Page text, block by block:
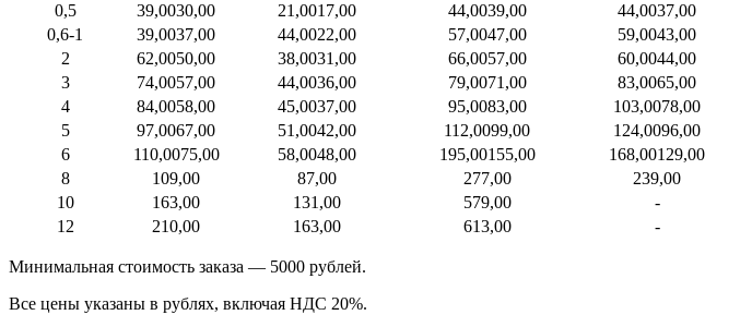
0,5
39,0030,00 21,0017,00 44,0039,00 44,0037,00
0,6-1
39,0037,00 44,0022,00 57,0047,00 59,0043,00
2
62,0050,00 38,0031,00 66,0057,00 60,0044,00
3
74,0057,00 44,0036,00 79,0071,00 83,0065,00
4
84,0058,00 45,0037,00 95,0083,00 103,0078,00
5
97,0067,00 51,0042,00 112,0099,00 124,0096,00
6
110,0075,00 58,0048,00 195,00155,00 168,00129,00
8
109,00 87,00 277,00
239,00
10
163,00 131,00 579,00
-
12
210,00 163,00 613,00 -
Минимальная стоимость заказа — 5000 рублей.
Все цены указаны в рублях, включая НДС 20%.